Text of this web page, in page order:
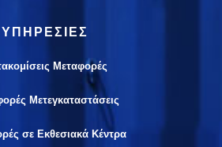
ΥΠΗΡΕΣΙΕΣ
Μεταφορές
Μετεγκαταστάσεις
σε Εκθεσιακά Κέντρα